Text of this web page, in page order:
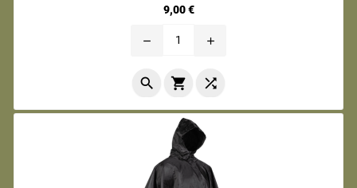
9,00 €Prix
remove add
  